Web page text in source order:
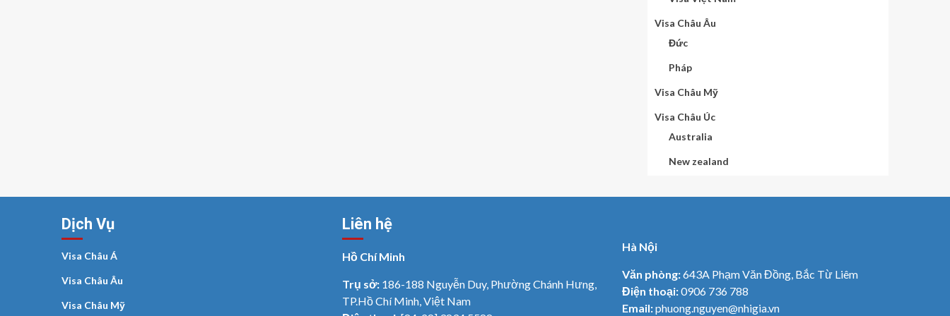
Visa Châu Âu
Đức
Pháp
Visa Châu Mỹ
Visa Châu Úc
Australia
New zealand
Dịch Vụ
Visa Châu Á
Visa Châu Âu
Visa Châu Mỹ
Liên hệ
Hồ Chí Minh
Trụ sở: 186-188 Nguyễn Duy, Phường Chánh Hưng,
TP.Hồ Chí Minh, Việt Nam
Hà Nội
Văn phòng:643A Phạm Văn Đồng, Bắc Từ Liêm
Điện thoại:0906 736 788
Email:phuong.nguyen@nhigia.vn